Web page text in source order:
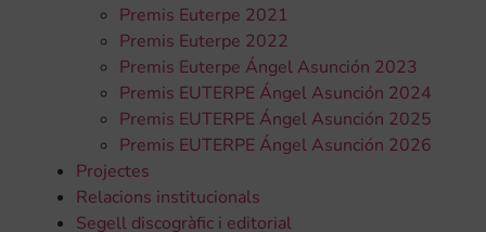
Premis Euterpe 2021
Premis Euterpe 2022
Premis Euterpe Ángel Asunción 2023
Premis EUTERPE Ángel Asunción 2024
Premis EUTERPE Ángel Asunción 2025
Premis EUTERPE Ángel Asunción 2026
Projectes
Relacions institucionals
Segell discogràfic i editorial